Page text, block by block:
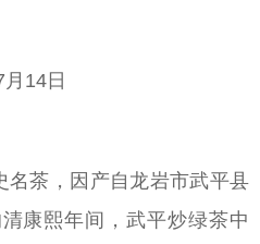
14日
茶，因产自龙岩市武平县
康熙年间，武平炒绿茶中